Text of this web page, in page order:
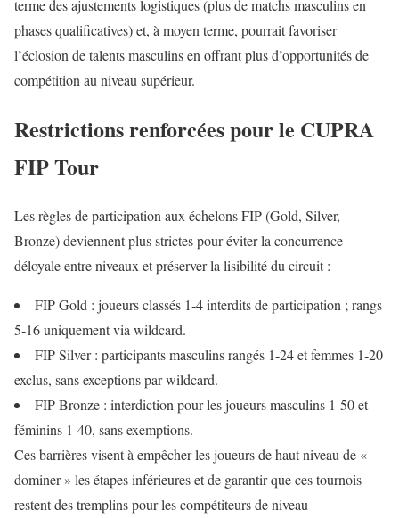
terme des ajustements logistiques (plus de matchs masculins en
phases qualificatives) et, à moyen terme, pourrait favoriser
l’éclosion de talents masculins en offrant plus d’opportunités de
compétition au niveau supérieur.
Restrictions renforcées pour le CUPRA
FIP Tour
Les règles de participation aux échelons FIP (Gold, Silver,
Bronze) deviennent plus strictes pour éviter la concurrence
déloyale entre niveaux et préserver la lisibilité du circuit :
FIP Gold : joueurs classés 1‑4 interdits de participation ; rangs
5‑16 uniquement via wildcard.
FIP Silver : participants masculins rangés 1‑24 et femmes 1‑20
exclus, sans exceptions par wildcard.
FIP Bronze : interdiction pour les joueurs masculins 1‑50 et
féminins 1‑40, sans exemptions.
Ces barrières visent à empêcher les joueurs de haut niveau de «
dominer » les étapes inférieures et de garantir que ces tournois
restent des tremplins pour les compétiteurs de niveau